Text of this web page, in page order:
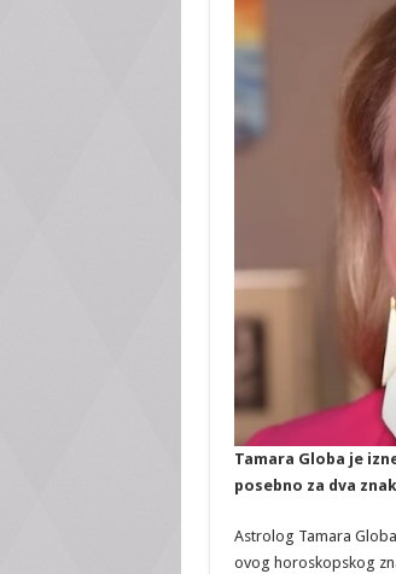
Tamara Globa je
posebno za dva
Astrolog Tamara
ovog horoskopskog